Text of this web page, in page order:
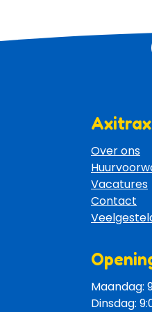
Over ons
Vacatures
Contact
Maandag:
Dinsdag: